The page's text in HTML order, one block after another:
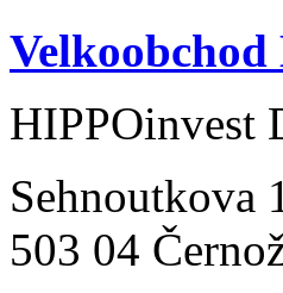
HIPPOinvest
Sehnoutkova
503 04